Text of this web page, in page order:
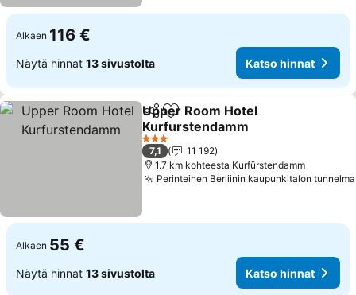
Alkaen 116 €
Näytä hinnat 13 sivustolta Katso hinnat
Jaa Lisää suosikkeihin
Upper Room Hotel
Kurfurstendamm
Katso hinnat
3 Tähtiluokitus
7,1
11 192
1.7 km kohteesta Kurfürstendamm
Perinteinen Berliinin kaupunkitalon tunnelma
Alkaen 55 €
Näytä hinnat 13 sivustolta Katso hinnat